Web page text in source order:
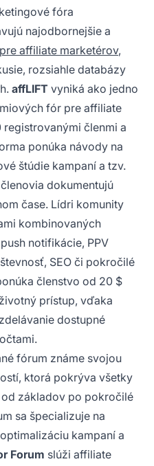
fóra
najodbornejšie a
affiliate marketérov,
rozsiahle databázy
affLIFT vyniká ako jedno
fór pre affiliate
registrovanými členmi a
ponúka návody na
štúdie kampaní a tzv.
dokumentujú
čase. Lídri komunity
kombinovaných
notifikácie, PPV
SEO či pokročilé
členstvo od 20 $
prístup, vďaka
dostupné
fórum známe svojou
ktorá pokrýva všetky
základov po pokročilé
sa špecializuje na
kampaní a
Forum slúži affiliate